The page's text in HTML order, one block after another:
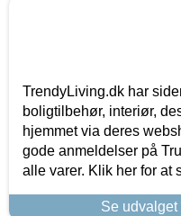
TrendyLiving.dk har
boligtilbehør, interiør,
hjemmet via deres
gode anmeldelser på
alle varer. Klik her for at
Se